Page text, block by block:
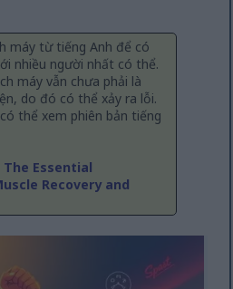
máy từ tiếng Anh để có
nhiều người nhất có thể.
máy vẫn chưa phải là
do đó có thể xảy ra lỗi.
thể xem phiên bản tiếng
The Essential
Recovery and